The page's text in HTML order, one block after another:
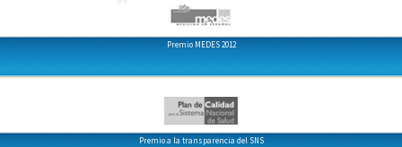
Premio MEDES 2012
Premio a la transparencia del SNS